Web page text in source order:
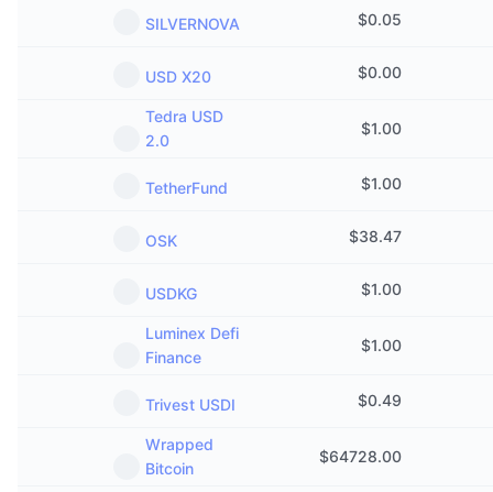
SILVERNOVA $0.05
USD X20 $0.00
Tedra USD
2.0
$1.00
TetherFund $1.00
OSK $38.47
USDKG $1.00
Luminex Defi
Finance
$1.00
Trivest USDI $0.49
Wrapped
Bitcoin
$64728.00